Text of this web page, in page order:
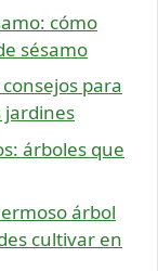
cómo
sésamo
para
jardines
árboles que
árbol
cultivar en